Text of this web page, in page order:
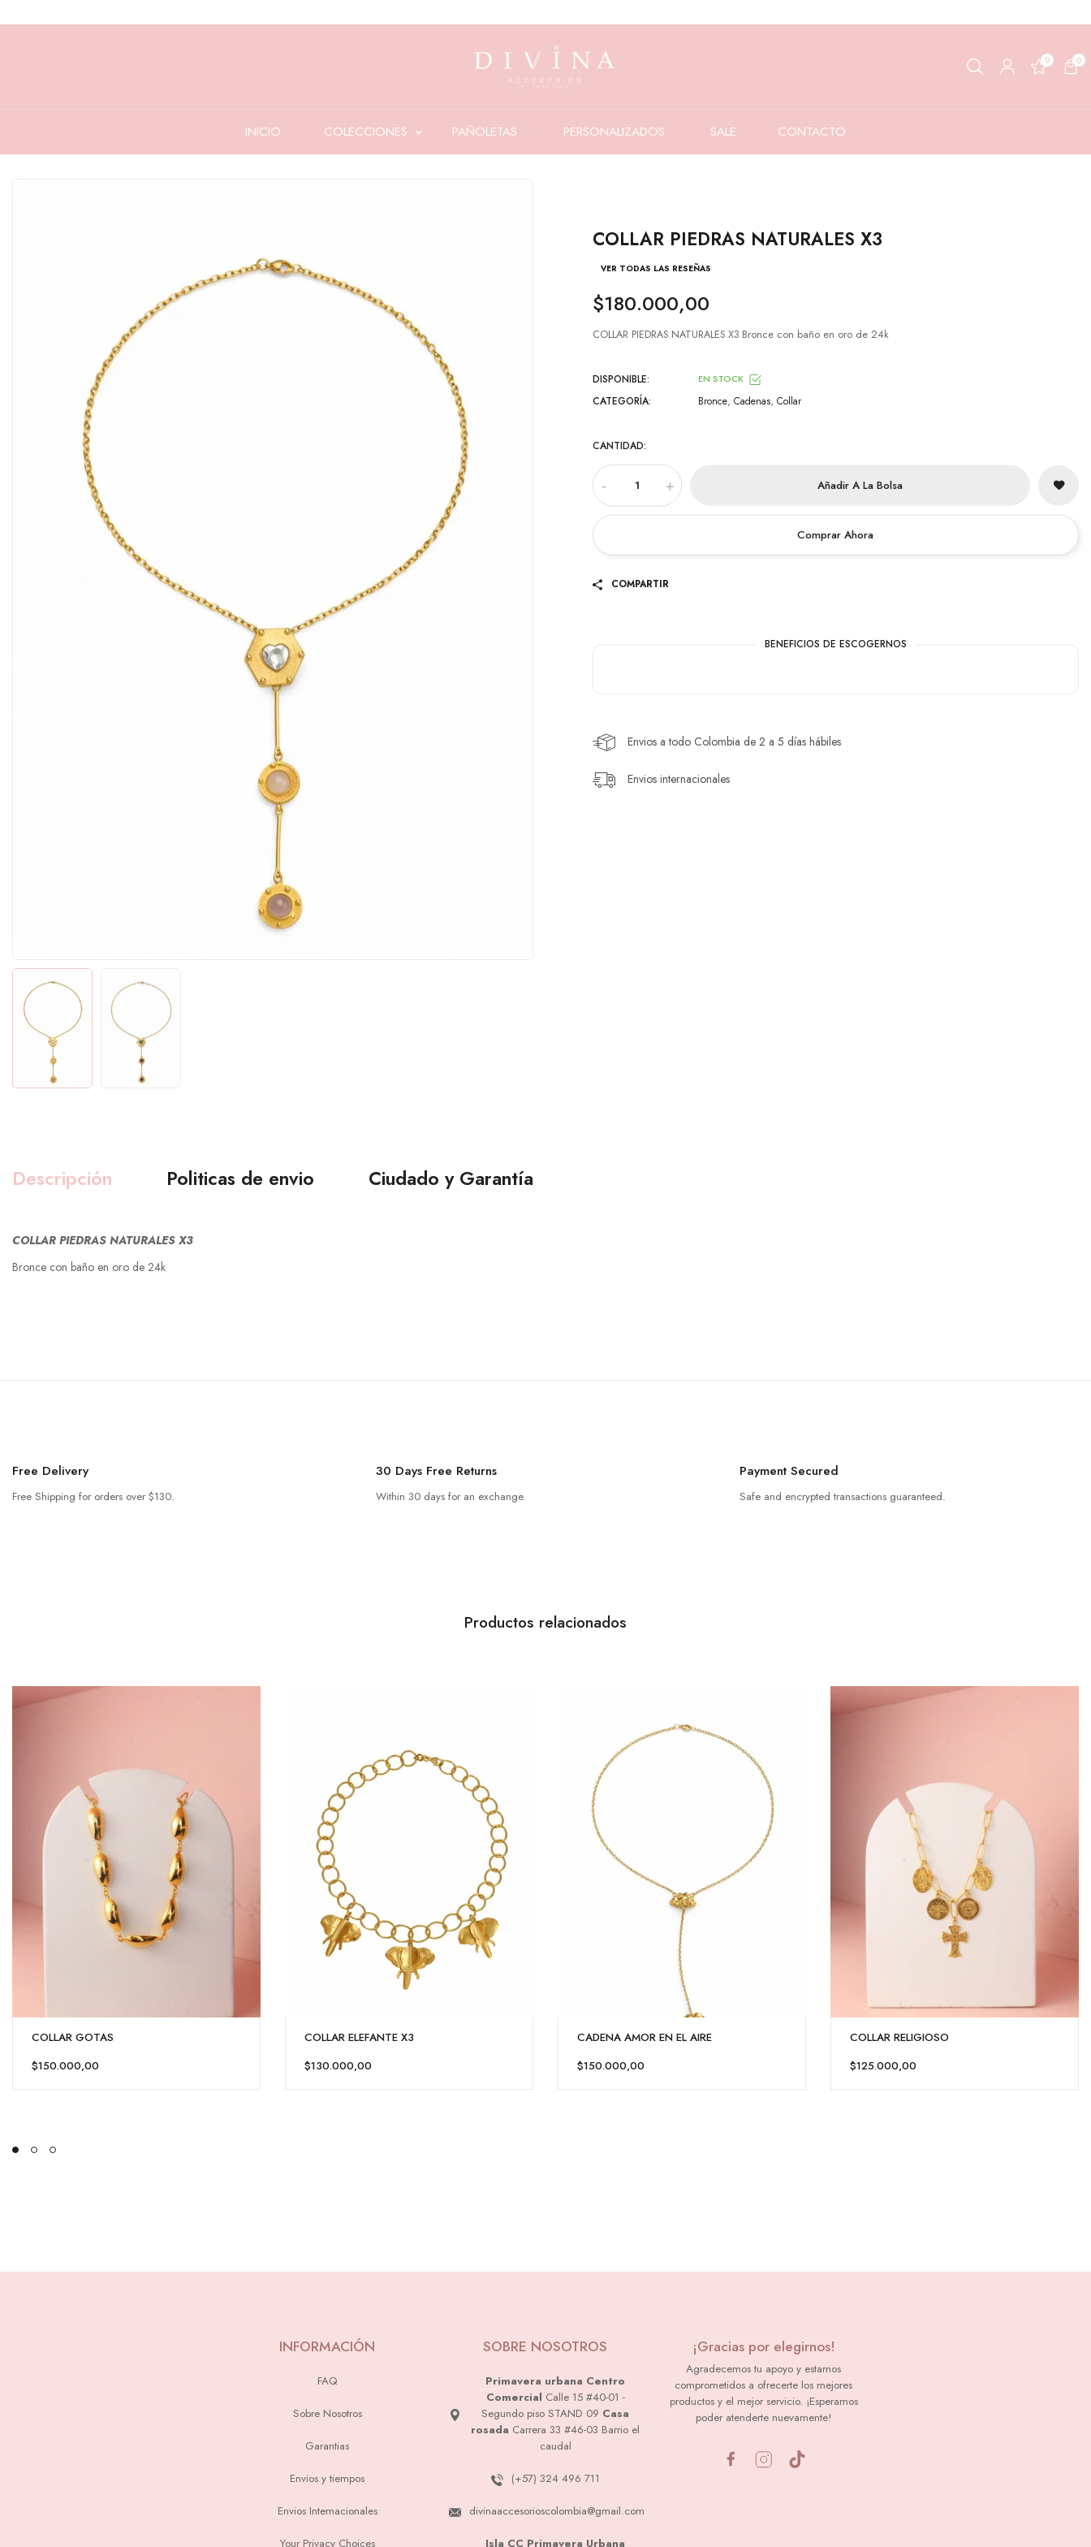
0 0
INICIO COLECCIONES PAÑOLETAS PERSONALIZADOS SALE CONTACTO
COLLAR PIEDRAS NATURALES X3
VER TODAS LAS RESEÑAS
$180.000,00
COLLAR PIEDRAS NATURALES X3 Bronce con baño en oro de 24k
DISPONIBLE: EN STOCK
CATEGORÍA: Bronce, Cadenas, Collar
CANTIDAD:
- + Añadir A La Bolsa
Comprar Ahora
COMPARTIR
BENEFICIOS DE ESCOGERNOS
Envios a todo Colombia de 2 a 5 días hábiles
Envios internacionales
Descripción Politicas de envio Ciudado y Garantía
COLLAR PIEDRAS NATURALES X3
Bronce con baño en oro de 24k
Free Delivery
Free Shipping for orders over $130.
30 Days Free Returns
Within 30 days for an exchange.
Payment Secured
Safe and encrypted transactions guaranteed.
Productos relacionados
COLLAR GOTAS
$150.000,00
COLLAR ELEFANTE X3
$130.000,00
CADENA AMOR EN EL AIRE
$150.000,00
COLLAR RELIGIOSO
$125.000,00
INFORMACIÓN
FAQ
Sobre Nosotros
Garantias
Envios y tiempos
Envios Internacionales
Your Privacy Choices
SOBRE NOSOTROS
Primavera urbana Centro
Comercial Calle 15 #40-01 -
Segundo piso STAND 09 Casa
rosada Carrera 33 #46-03 Barrio el
caudal
(+57) 324 496 711
divinaaccesorioscolombia@gmail.com
Isla CC Primavera Urbana
¡Gracias por elegirnos!
Agradecemos tu apoyo y estamos
comprometidos a ofrecerte los mejores
productos y el mejor servicio. ¡Esperamos
poder atenderte nuevamente!